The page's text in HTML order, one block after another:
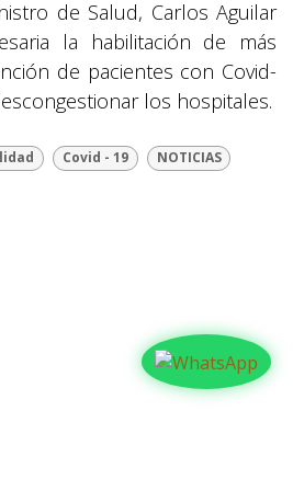
de Salud, Carlos Aguilar
la habilitación de más
de pacientes con Covid-
los hospitales.
Covid - 19
NOTICIAS